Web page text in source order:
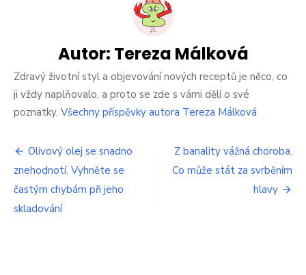
česnekem
zajistí
rychlé
posílení
vaší
imunity
snížení
hladiny
cholesterolu
Autor: Tereza Málková
Zdravý životní styl a objevování nových receptů je něco, co
ji vždy naplňovalo, a proto se zde s vámi dělí o své
poznatky. Všechny příspěvky autora Tereza Málková
Navigace
pro
příspěvek
Olivový olej se snadno
znehodnotí. Vyhněte se
častým chybám při jeho
skladování
Z banality vážná choroba.
Co může stát za svrběním
hlavy